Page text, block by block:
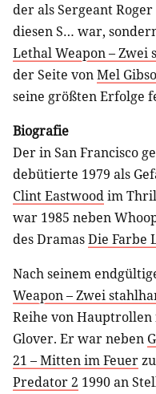
der als Sergeant
diesen S… war,
Lethal Weapon – Zwei
der Seite vonMel
seine größten Erfolge
Biografie
Der in San Francisco
debütierte 1979 als
Clint Eastwoodim
war 1985 neben
des DramasDie Farbe
Nach seinem
Weapon – Zwei
Reihe von
Glover. Er war neben
21 – Mitten im Feuer
Predator 2 1990 an